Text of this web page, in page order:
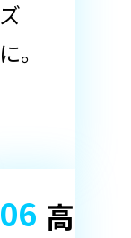
ズ
に。
06 高